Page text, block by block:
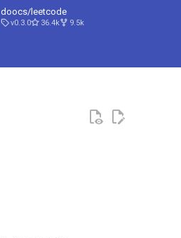
doocs/leetcode
v0.3.0 36.4k 9.5k